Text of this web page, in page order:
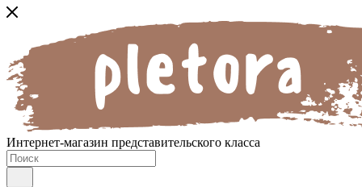
Интернет-магазин представительского класса